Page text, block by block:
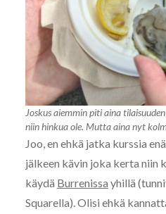
Joskus aiemmin piti aina
niin hinkua ole. Mutta aina nyt
Joo, en ehkä jatka kurssia
jälkeen kävin joka kerta niin
käydä Burrenissa yhillä
Squarella). Olisi ehkä